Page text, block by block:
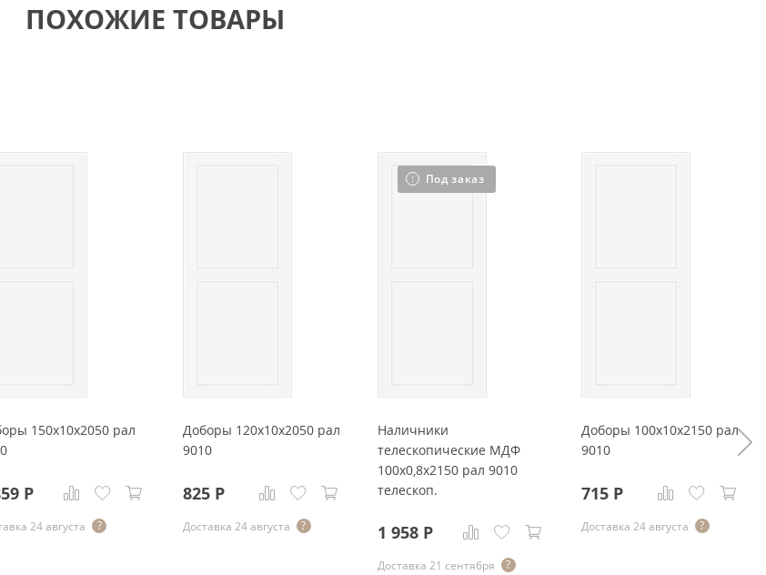
ПОХОЖИЕ ТОВАРЫ
150x10x2050 рал
Р
24 августа
Доборы 120x10x2050 рал
9010
825Р
Доставка 24 августа
Под заказ
Наличники
телескопические МДФ
100x0,8x2150 рал 9010
телескоп.
1 958Р
Доставка 21 сентября
Доборы 100x10x2150 рал
9010
715Р
Доставка 24 августа